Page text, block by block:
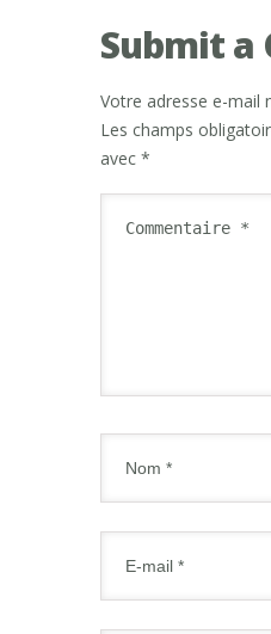
Submit a
Votre adresse e-mail
Les champs
avec *